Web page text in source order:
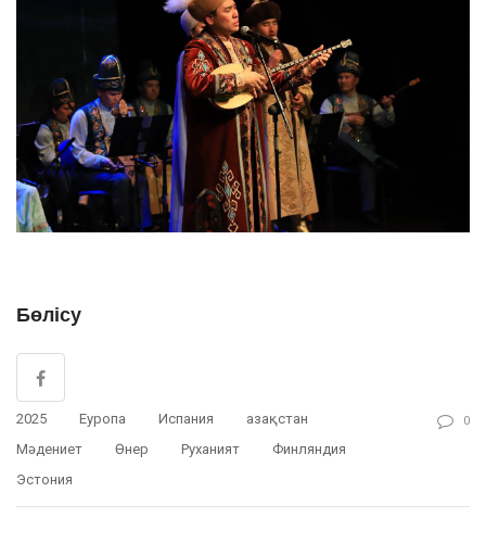
Бөлісу
2025 Еуропа Испания
Қазақстан
Мәдениет
Өнер Руханият
Финляндия
Эстония
0